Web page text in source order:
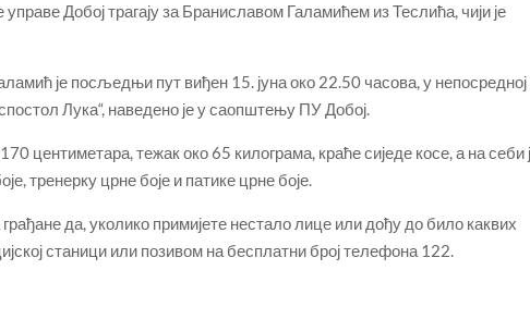
Добој трагају за Браниславом Галамићем из Теслића, чији је
је посљедњи пут виђен 15. јуна око 22.50 часова, у непосредној
Лука“, наведено је у саопштењу ПУ Добој.
центиметара, тежак око 65 килограма, краће сиједе косе, а на себи
тренерку црне боје и патике црне боје.
да, уколико примијете нестало лице или дођу до било каквих
станици или позивом на бесплатни број телефона 122.